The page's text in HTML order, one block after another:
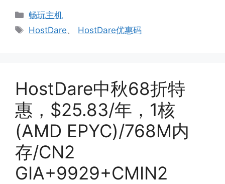
分
类
畅玩主机
标
HostDare、 HostDare优惠码
HostDare中秋68折特
惠，$25.83/年，1核
(AMD EPYC)/768M内
存/CN2
GIA+9929+CMIN2